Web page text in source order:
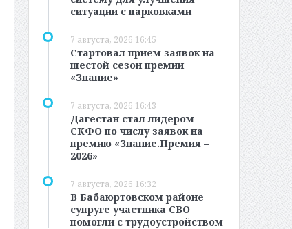
ситуации с парковками
7 августа, 2026 16:45
Стартовал прием заявок на
шестой сезон премии
«Знание»
7 августа, 2026 16:43
Дагестан стал лидером
СКФО по числу заявок на
премию «Знание.Премия –
2026»
7 августа, 2026 16:32
В Бабаюртовском районе
супруге участника СВО
помогли с трудоустройством